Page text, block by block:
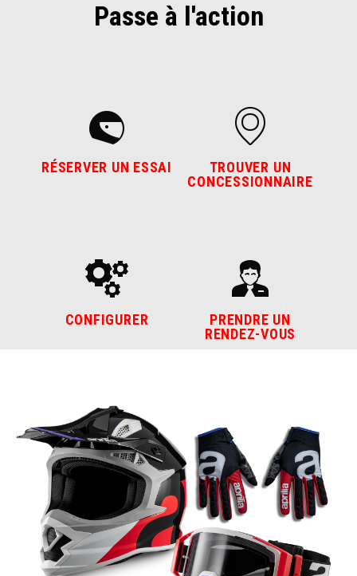
Passe à l'action
RÉSERVER UN ESSAI
TROUVER UN
CONCESSIONNAIRE
CONFIGURER
PRENDRE UN
RENDEZ-VOUS